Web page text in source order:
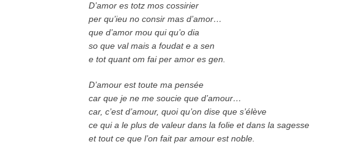
D’amor es totz mos cossirier
per qu’ieu no consir mas d’amor…
que d’amor mou qui qu’o dia
so que val mais a foudat e a sen
e tot quant om fai per amor es gen.
D’amour est toute ma pensée
car que je ne me soucie que d’amour…
car, c’est d’amour, quoi qu’on dise que s’élève
ce qui a le plus de valeur dans la folie et dans la sagesse
et tout ce que l’on fait par amour est noble.